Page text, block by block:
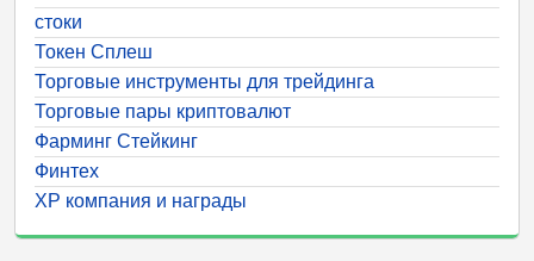
стоки
Токен Сплеш
Торговые инструменты для трейдинга
Торговые пары криптовалют
Фарминг Стейкинг
Финтех
ХР компания и награды